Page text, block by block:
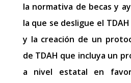
la normativa de becas y
la que se desligue el
y la creación de un
de TDAH que incluya un
a nivel estatal en